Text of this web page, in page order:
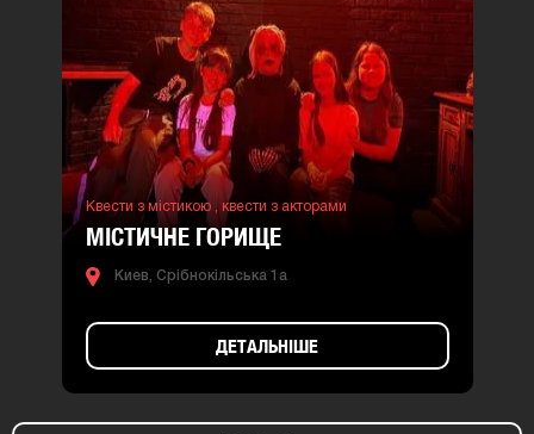
Квести з містикою , квести з акторами
МІСТИЧНЕ ГОРИЩЕ
Киев, Срібнокільська 1а
ДЕТАЛЬНІШЕ